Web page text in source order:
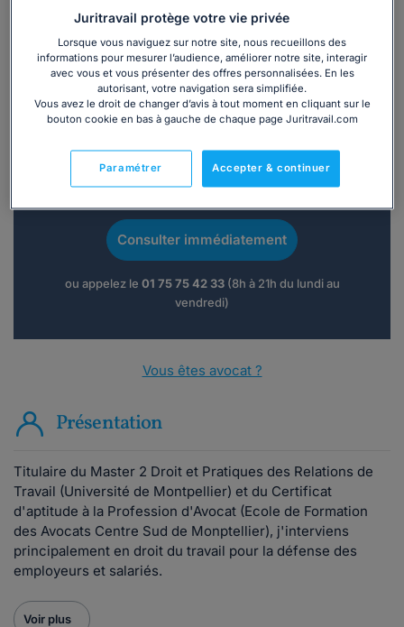
Recevoir des devis d'avocats
3 devis en 48h
Vous souhaitez une consultation par
Consulter immédiatement
ou appelez le 01 75 75 42 33(8h à 21h du lundi au
vendredi)
Vous êtes avocat ?
Présentation
Titulaire du Master 2 Droit et Pratiques des Relations de
Travail (Université de Montpellier) et du Certificat
d'aptitude à la Profession d'Avocat (Ecole de Formation
des Avocats Centre Sud de Monptellier), j'interviens
principalement en droit du travail pour la défense des
employeurs et salariés.
Voir plus
Juritravail protège votre vie privée
Lorsque vous naviguez sur notre site, nous recueillons des
informations pour mesurer l’audience, améliorer notre site, interagir
avec vous et vous présenter des offres personnalisées. En les
autorisant, votre navigation sera simplifiée.
Vous avez le droit de changer d’avis à tout moment en cliquant sur le
bouton cookie en bas à gauche de chaque page Juritravail.com
Accepter & continuer
Paramétrer